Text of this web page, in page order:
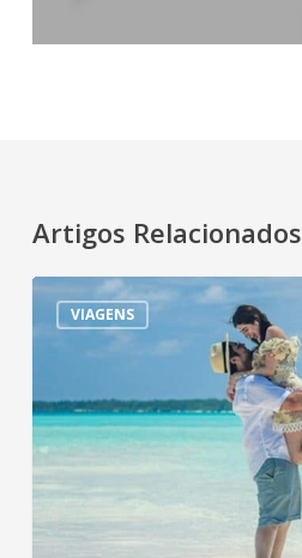
Artigos Relacionados
VIAGENS
Lua
de
3
dias
no
5